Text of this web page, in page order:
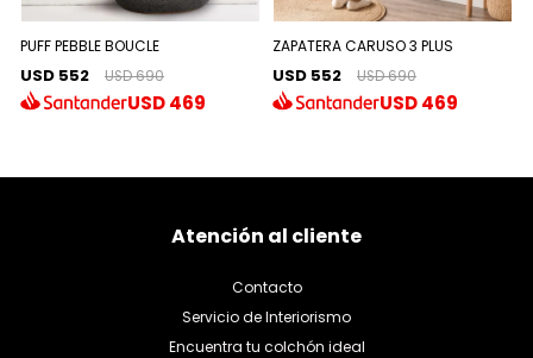
PUFF PEBBLE BOUCLE
USD 552 USD 690
USD469
ZAPATERA CARUSO 3 PLUS
USD 552 USD 690
USD469
Atención al cliente
Contacto
Servicio de Interiorismo
Encuentra tu colchón ideal